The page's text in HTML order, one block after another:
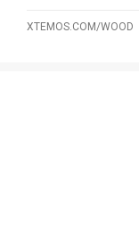
XTEMOS.COM/WOOD